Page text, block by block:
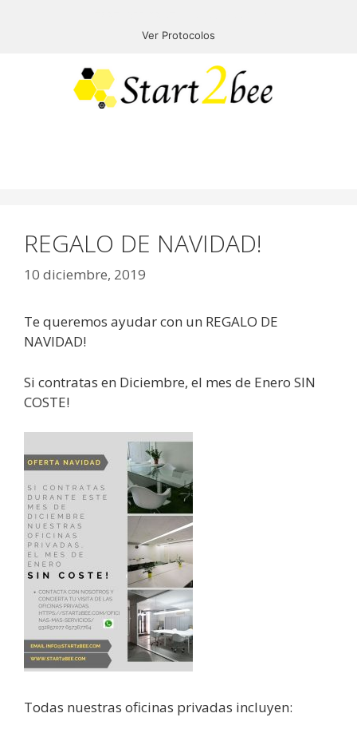
Ver Protocolos
REGALO DE NAVIDAD!
10 diciembre, 2019
Te queremos ayudar con un REGALO DE
NAVIDAD!
Si contratas en Diciembre, el mes de Enero SIN
COSTE!
Todas nuestras oficinas privadas incluyen: